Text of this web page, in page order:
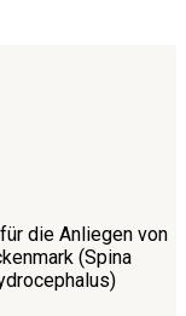
die Anliegen von
(Spina